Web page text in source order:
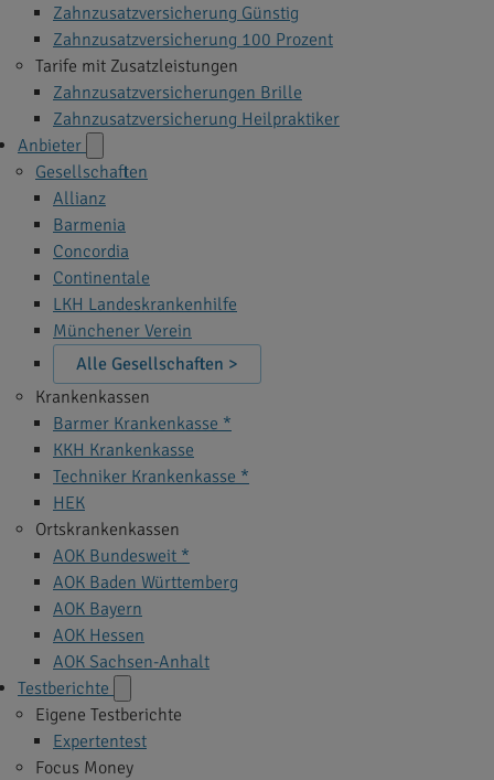
Zahnzusatzversicherung Günstig
Zahnzusatzversicherung 100 Prozent
Tarife mit Zusatzleistungen
Zahnzusatzversicherungen Brille
Zahnzusatzversicherung Heilpraktiker
Anbieter
Gesellschaften
Allianz
Barmenia
Concordia
Continentale
LKH Landeskrankenhilfe
Münchener Verein
Alle Gesellschaften >
Krankenkassen
Barmer Krankenkasse *
KKH Krankenkasse
Techniker Krankenkasse *
HEK
Ortskrankenkassen
AOK Bundesweit *
AOK Baden Württemberg
AOK Bayern
AOK Hessen
AOK Sachsen-Anhalt
Testberichte
Eigene Testberichte
Expertentest
Focus Money